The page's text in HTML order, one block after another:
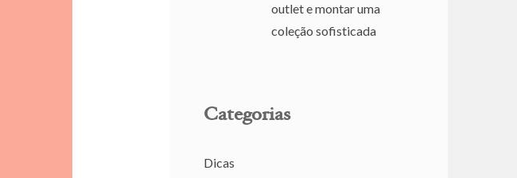
outlet e montar uma
coleção sofisticada
Categorias
Dicas